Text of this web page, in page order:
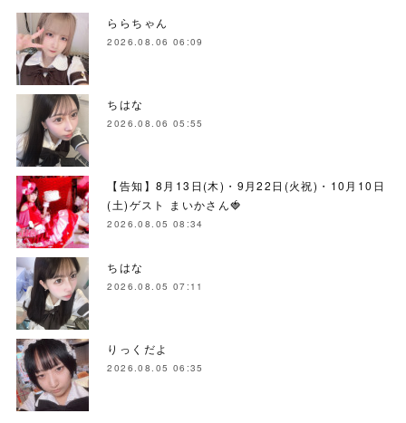
ららちゃん
2026.08.06 06:09
ちはな
2026.08.06 05:55
【告知】8月13日(木)・9月22日(火祝)・10月10日
(土)ゲスト まいかさん🍓
2026.08.05 08:34
ちはな
2026.08.05 07:11
りっくだよ
2026.08.05 06:35